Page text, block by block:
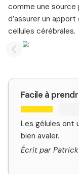
comme une source
d’assurer un
cellules cérébrales.
Previous slide
Facile à
Les gélules ont
bien avaler.
Écrit par Patrick